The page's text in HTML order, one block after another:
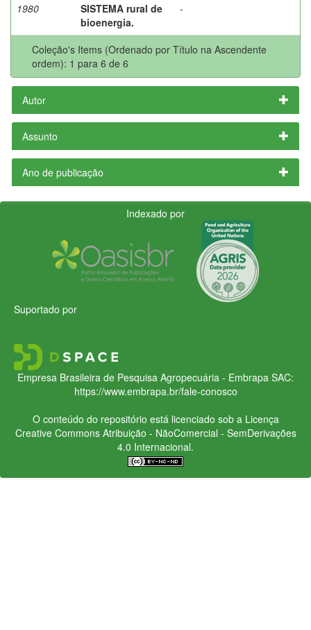
1980
SISTEMA rural de
bioenergia.
-
Coleção's Items (Ordenado por Título na Ascendente
ordem): 1 para 6 de 6
Autor
Assunto
Ano de publicação
Indexado por
Suportado por
Empresa Brasileira de Pesquisa Agropecuária - Embrapa SAC:
https://www.embrapa.br/fale-conosco
O conteúdo do repositório está licenciado sob a Licença
Creative CommonsAtribuição - NãoComercial - SemDerivações
4.0 Internacional.